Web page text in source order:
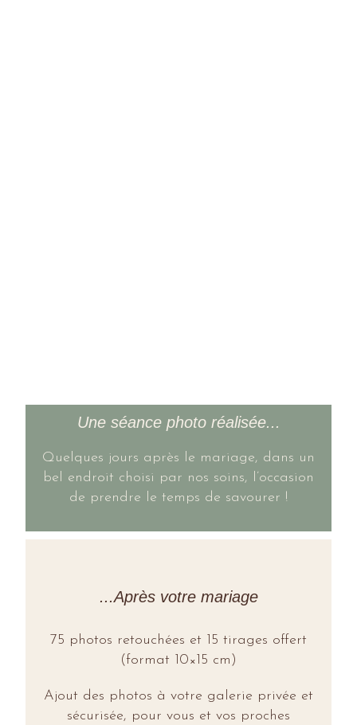
Une séance photo réalisée...
Quelques jours après le mariage, dans un
bel endroit choisi par nos soins, l’occasion
de prendre le temps de savourer !
...Après votre mariage
75 photos retouchées et 15 tirages offert
(format 10×15 cm)
Ajout des photos à votre galerie privée et
sécurisée, pour vous et vos proches